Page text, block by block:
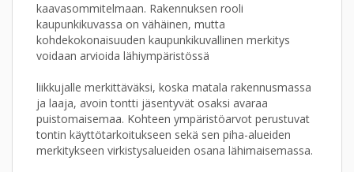
kaavasommitelmaan. Rakennuksen rooli
kaupunkikuvassa on vähäinen, mutta
kohdekokonaisuuden kaupunkikuvallinen merkitys
voidaan arvioida lähiympäristössä
liikkujalle merkittäväksi, koska matala rakennusmassa
ja laaja, avoin tontti jäsentyvät osaksi avaraa
puistomaisemaa. Kohteen ympäristöarvot perustuvat
tontin käyttötarkoitukseen sekä sen piha-alueiden
merkitykseen virkistysalueiden osana lähimaisemassa.